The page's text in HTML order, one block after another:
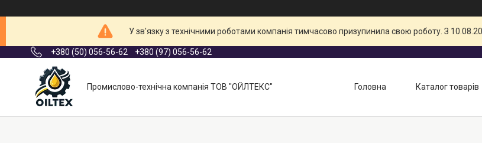
У зв'язку з технічними роботами компанія тимчасово призупинила свою роботу. З
+380 (50) 056-56-62 +380 (97) 056-56-62
Промислово-технічна компанія ТОВ "ОЙЛТЕКС" Головна Каталог товарів